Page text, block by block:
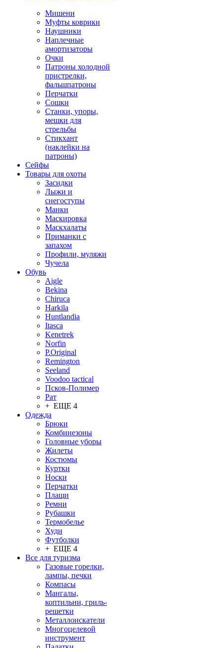
Мишени
Муфты коврики
Наушники
Наплечные
амортизаторы
Очки
Патроны холодной
пристрелки,
фальшпатроны
Перчатки
Сошки
Станки, упоры,
мешки для
стрельбы
Стикхант
(наклейки на
патроны)
Сейфы
Товары для охоты
Засидки
Лыжи и
снегоступы
Манки
Маскировка
Маскхалаты
Приманки с
запахом
Профили, муляжи
Чучела
Обувь
Aigle
Bekina
Chiruсa
Harkila
Huntlandia
Itasca
Kenetrek
Norfin
P.Original
Remington
Seeland
Voodoo tactical
Псков-Полимер
Рат
+ ЕЩЕ 4
Одежда
Брюки
Комбинезоны
Головные уборы
Жилеты
Костюмы
Куртки
Носки
Перчатки
Плащи
Ремни
Рубашки
Термобелье
Худи
Футболки
+ ЕЩЕ 4
Все для туризма
Газовые горелки,
лампы, печки
Компасы
Мангалы,
коптильни, гриль-
решетки
Металлоискатели
Многоцелевой
инструмент